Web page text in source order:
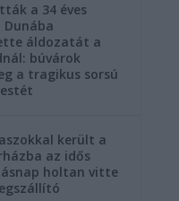
a 34 éves
áldozatát a
búvárok
a tragikus sorsú
került a
az idős
holtan vitte